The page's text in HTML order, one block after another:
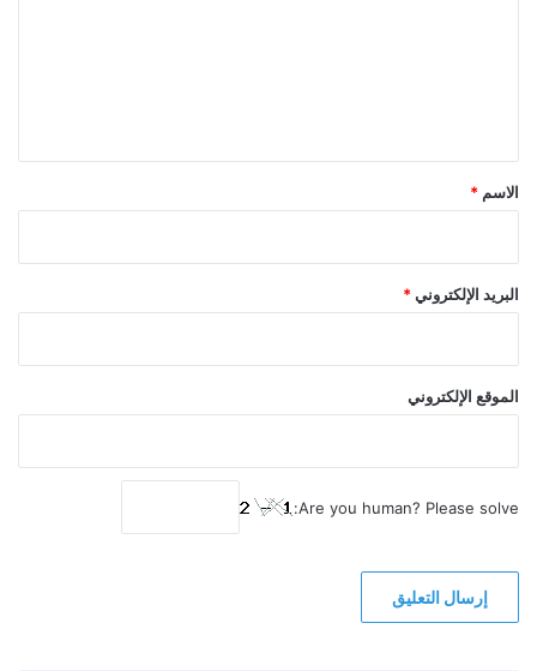
*
الاسم *
البريد الإلكتروني *
الموقع الإلكتروني
Are you human? Please solve: